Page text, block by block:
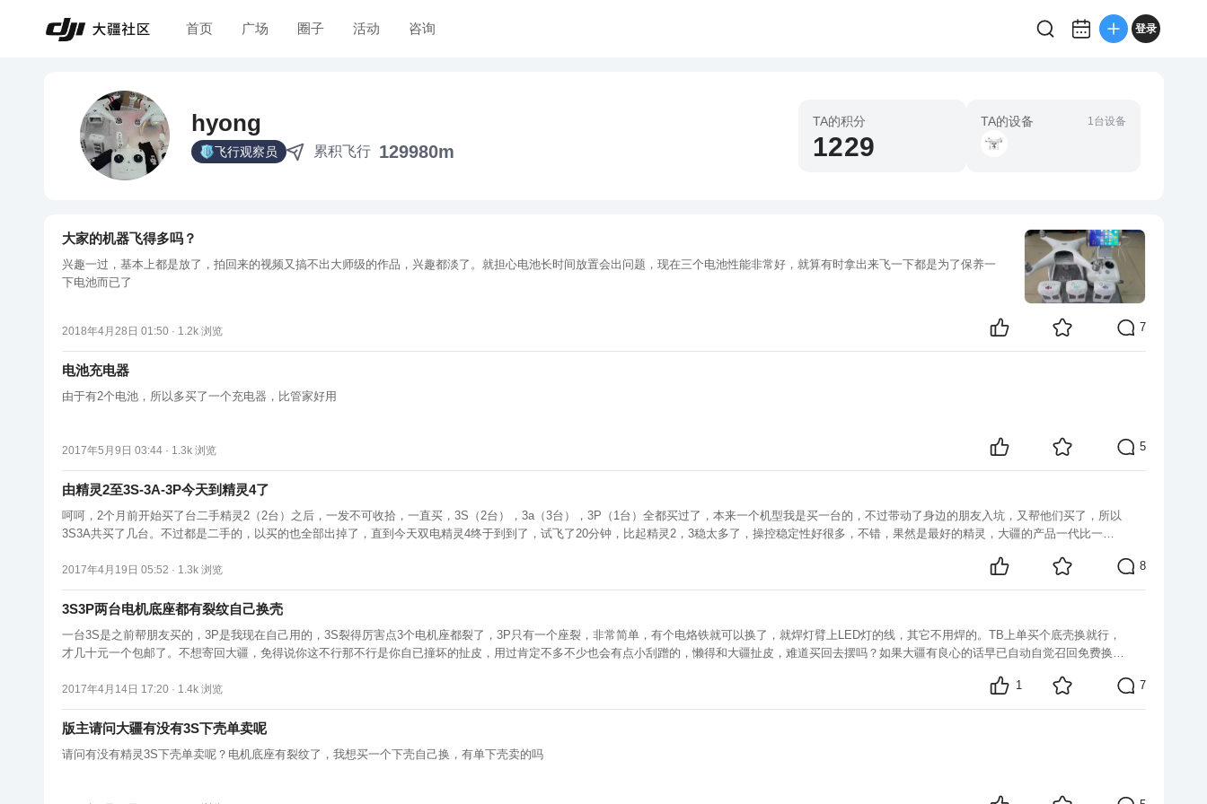
首页 广场 圈子 活动 咨询 登录
hyong
飞行观察员 累积飞行 129980m
TA的积分
1229
TA的设备 1台设备
大家的机器飞得多吗？
兴趣一过，基本上都是放了，拍回来的视频又搞不出大师级的作品，兴趣都淡了。就担心电池长时间放置会出问题，现在三个电池性能非常好，就算有时拿出来飞一下都是为了保养一
下电池而已了
2018年4月28日 01:50 · 1.2k 浏览 7
电池充电器
由于有2个电池，所以多买了一个充电器，比管家好用
2017年5月9日 03:44 · 1.3k 浏览 5
由精灵2至3S-3A-3P今天到精灵4了
呵呵，2个月前开始买了台二手精灵2（2台）之后，一发不可收拾，一直买，3S（2台），3a（3台），3P（1台）全都买过了，本来一个机型我是买一台的，不过带动了身边的朋友入坑，又帮他们买了，所以
3S3A共买了几台。不过都是二手的，以买的也全部出掉了，直到今天双电精灵4终于到到了，试飞了20分钟，比起精灵2，3稳太多了，操控稳定性好很多，不错，果然是最好的精灵，大疆的产品一代比一代
2017年4月19日 05:52 · 1.3k 浏览 8
3S3P两台电机底座都有裂纹自己换壳
一台3S是之前帮朋友买的，3P是我现在自己用的，3S裂得厉害点3个电机座都裂了，3P只有一个座裂，非常简单，有个电烙铁就可以换了，就焊灯臂上LED灯的线，其它不用焊的。TB上单买个底壳换就行，
才几十元一个包邮了。不想寄回大疆，免得说你这不行那不行是你自已撞坏的扯皮，用过肯定不多不少也会有点小刮蹭的，懒得和大疆扯皮，难道买回去摆吗？如果大疆有良心的话早已自动自觉召回免费换
2017年4月14日 17:20 · 1.4k 浏览 1 7
版主请问大疆有没有3S下壳单卖呢
请问有没有精灵3S下壳单卖呢？电机底座有裂纹了，我想买一个下壳自己换，有单下壳卖的吗